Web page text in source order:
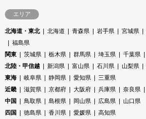
エリア
北海道・東北 北海道 青森県 岩手県 宮城県
福島県
関東
茨城県 栃木県 群馬県 埼玉県 千葉県
北陸・甲信越
新潟県 富山県 石川県 山梨県
東海
岐阜県 静岡県 愛知県
三重県
近畿
滋賀県 京都府 大阪府 兵庫県 奈良県
中国
鳥取県 島根県 岡山県 広島県
山口県
四国
徳島県 香川県 愛媛県
高知県